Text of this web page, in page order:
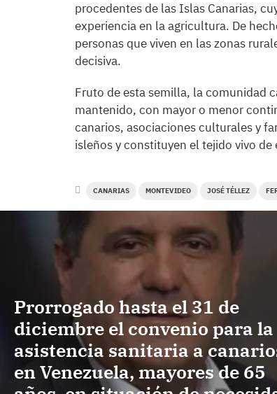
procedentes de las Islas Canarias,
experiencia en la agricultura. De
personas que viven en las zonas
decisiva.
Fruto de esta semilla, la comunidad
mantenido, con mayor o menor
canarios, asociaciones culturales y
isleños y constituyen el tejido vivo de
CANARIAS MONTEVIDEO JOSÉ TÉLLEZ
Prorrogado hasta el 31 de
diciembre el convenio para la
asistencia sanitaria a
en Venezuela, mayores de 65